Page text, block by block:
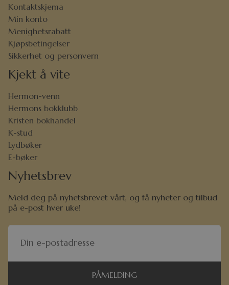
Kontaktskjema
Min konto
Menighetsrabatt
Kjøpsbetingelser
Sikkerhet og personvern
Kjekt å vite
Hermon-venn
Hermons bokklubb
Kristen bokhandel
K-stud
Lydbøker
E-bøker
Nyhetsbrev
Meld deg på nyhetsbrevet vårt, og få nyheter og tilbud
på e-post hver uke!
PÅMELDING